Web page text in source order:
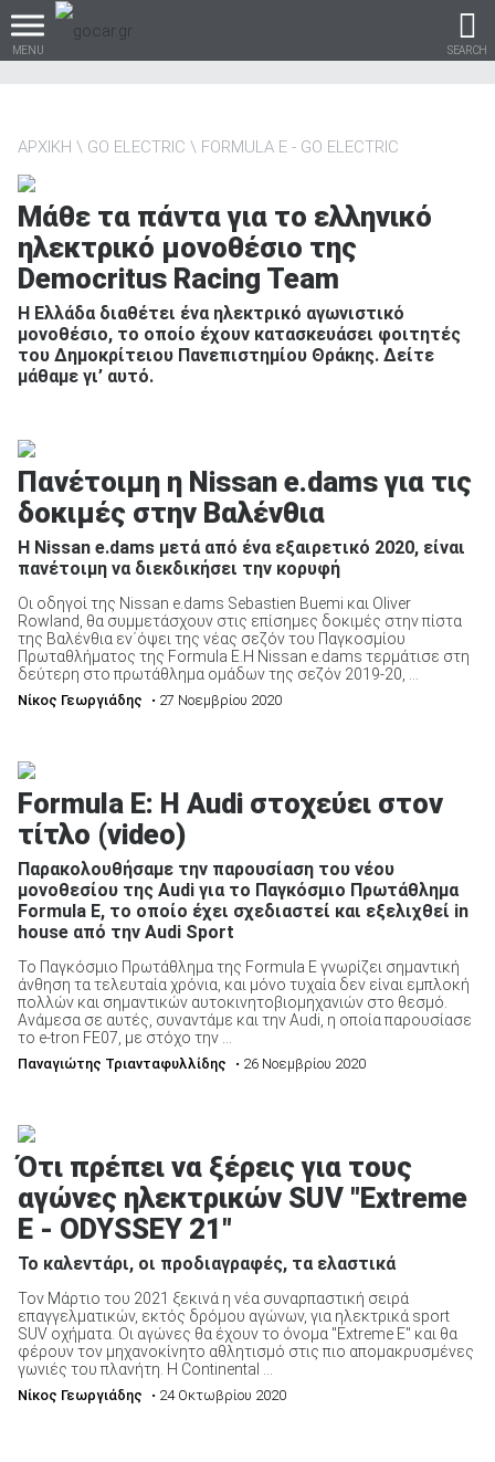
MENU SEARCH
αυτοκίνητο!
βρες το!
Καινούρια
ΑΝΑΖΗΤΗΣΗ
Μεταχειρισμένα
ΑΝΑΖΗΤΗΣΗ
Επιχειρήσεις
ΑΡΧΙΚΗ GO ELECTRIC FORMULA E - GO ELECTRIC
Μάθε τα πάντα για το ελληνικό
ηλεκτρικό μονοθέσιο της
Democritus Racing Team
Η Ελλάδα διαθέτει ένα ηλεκτρικό αγωνιστικό
μονοθέσιο, το οποίο έχουν κατασκευάσει φοιτητές
του Δημοκρίτειου Πανεπιστημίου Θράκης. Δείτε
μάθαμε γι’ αυτό.
Πανέτοιμη η Nissan e.dams για τις
δοκιμές στην Βαλένθια
Η Νissan e.dams μετά από ένα εξαιρετικό 2020, είναι
πανέτοιμη να διεκδικήσει την κορυφή
Οι οδηγοί της Nissan e.dams Sebastien Buemi και Oliver
Rowland, θα συμμετάσχουν στις επίσημες δοκιμές στην πίστα
της Βαλένθια εν΄όψει της νέας σεζόν του Παγκοσμίου
Πρωταθλήματος της Formula E.Η Nissan e.dams τερμάτισε στη
δεύτερη στο πρωτάθλημα ομάδων της σεζόν 2019-20, ...
Νίκος Γεωργιάδης • 27 Νοεμβρίου 2020
Formula E: Η Αudi στοχεύει στον
τίτλο (video)
Παρακολουθήσαμε την παρουσίαση του νέου
μονοθεσίου της Audi για το Παγκόσμιο Πρωτάθλημα
Formula E, το οποίο έχει σχεδιαστεί και εξελιχθεί in
house από την Audi Sport
To Παγκόσμιο Πρωτάθλημα της Formula E γνωρίζει σημαντική
άνθηση τα τελευταία χρόνια, και μόνο τυχαία δεν είναι εμπλοκή
πολλών και σημαντικών αυτοκινητοβιομηχανιών στο θεσμό.
Ανάμεσα σε αυτές, συναντάμε και την Audi, η οποία παρουσίασε
το e-tron FE07, με στόχο την ...
Παναγιώτης Τριανταφυλλίδης • 26 Νοεμβρίου 2020
Ότι πρέπει να ξέρεις για τους
αγώνες ηλεκτρικών SUV "Extreme
E - ODYSSEY 21"
Το καλεντάρι, οι προδιαγραφές, τα ελαστικά
Τον Μάρτιο του 2021 ξεκινά η νέα συναρπαστική σειρά
επαγγελματικών, εκτός δρόμου αγώνων, για ηλεκτρικά sport
SUV οχήματα. Οι αγώνες θα έχουν το όνομα "Extreme E" και θα
φέρουν τον μηχανοκίνητο αθλητισμό στις πιο απομακρυσμένες
γωνιές του πλανήτη. Η Continental ...
Νίκος Γεωργιάδης • 24 Οκτωβρίου 2020